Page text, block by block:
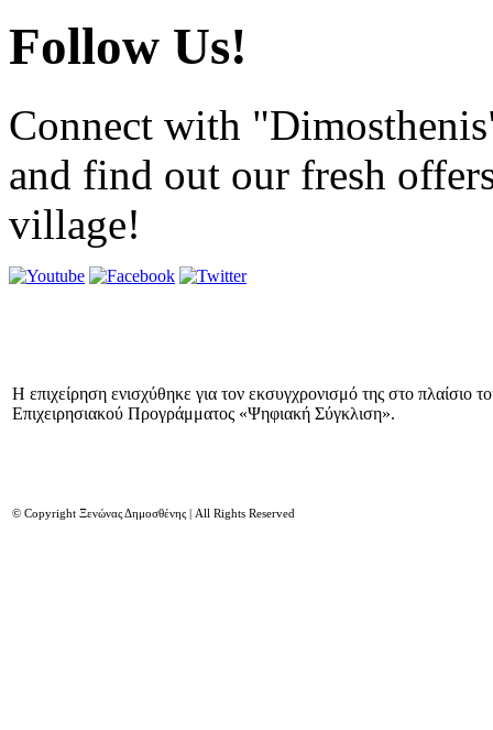
Follow Us!
Connect with
and find out our fresh
village!
Η επιχείρηση ενισχύθηκε για τον εκσυγχρονισμό της στο πλαίσιο
Επιχειρησιακού Προγράμματος «Ψηφιακή Σύγκλιση».
© Copyright Ξενώνας Δημοσθένης | All Rights Reserved